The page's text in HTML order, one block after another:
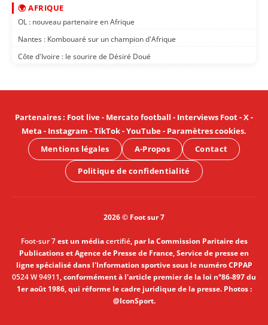
🌍 AFRIQUE
OL : nouveau partenaire en Afrique
Nantes : Kombouaré sur un champion d'Afrique
Côte d'Ivoire : le sourire de Désiré Doué
Partenaires: Foot live- Mercato football - Interviews Foot-X-
Meta - Instagram -TikTok-YouTube- Paramètres cookies.
Mentions légales
A-Propos Contact
Politique de confidentialité
2026 © Foot sur 7
Foot-sur 7est un médiacertifié, par la Commission Paritaire des
Publications et Agence de Presse de France, Service de presse en
ligne spécialisé dans l'Information sportive sous le numéro CPPAP
0524 W 94911, conformément à l'article premier de la loi n°86-897 du
1er août 1986, qui réforme le cadre juridique de la presse. Photos :
@IconSport.